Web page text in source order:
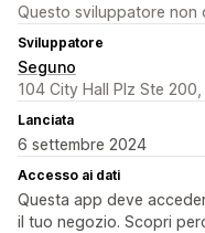
Questo sviluppatore non
Sviluppatore
Seguno
104 City Hall Plz Ste
Lanciata
6 settembre 2024
Accesso ai dati
Questa app deve
il tuo negozio. Scopri